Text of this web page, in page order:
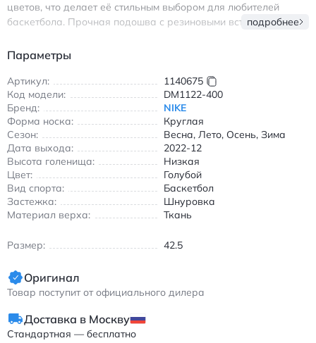
цветов, что делает её стильным выбором для любителей
баскетбола. Прочная подошва с резиновыми вставками
амортизирующая система Air Sole поглощает ударные
шнуровка позволяют идеально зафиксировать стопу,
обеспечивая комфорт даже в интенсивной игре. Благодаря
универсальному дизайну и высокой износостойкости
кроссовки подойдут для занятий спортом, прогулок и
повседневного использования в любое время года. - Легкий
текстильный верх с перфорацией для вентиляции -
Антискользящая подошва с резиновыми элементами -
Амортизация Air Sole в области пятки - Удобная шнуровка
для плотной посадки Найк Витнесс 7 кроссовки
баскетбольные текстильные голубо-розовые с амортизацией
подробнее
Параметры
Артикул:
1140675
Код модели:
DM1122-400
Бренд:
NIKE
Форма носка:
Круглая
Сезон:
Весна, Лето, Осень, Зима
Дата выхода:
2022-12
Высота голенища:
Низкая
Цвет:
Голубой
Вид спорта:
Баскетбол
Застежка:
Шнуровка
Материал верха:
Ткань
Размер: 42.5
Оригинал
Товар поступит от официального дилера
Доставка в Москву
Стандартная — бесплатно